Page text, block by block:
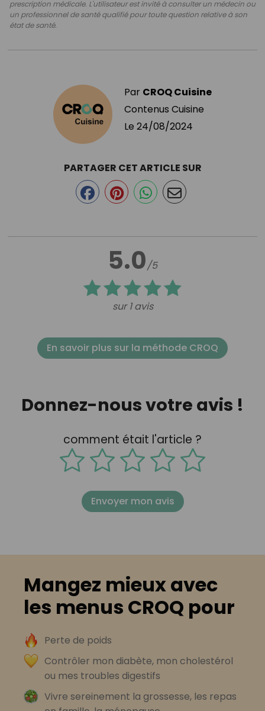
prescription médicale. L'utilisateur est invité à consulter un médecin ou
un professionnel de santé qualifié pour toute question relative à son
état de santé.
Par CROQ Cuisine
Contenus Cuisine
Le 24/08/2024
5.0/5
sur 1 avis
PARTAGER CET ARTICLE SUR
En savoir plus sur la méthode CROQ
Donnez-nous votre avis !
comment était l'article ?
Envoyer mon avis
Mangez mieux avec
les menus CROQ pour
Perte de poids
Contrôler mon diabète, mon cholestérol
ou mes troubles digestifs
Vivre sereinement la grossesse, les repas